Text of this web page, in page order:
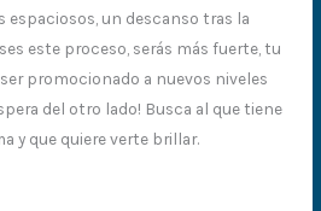
espaciosos, un descanso tras la
este proceso, serás más fuerte, tu
promocionado a nuevos niveles
del otro lado! Busca al que tiene
y que quiere verte brillar.